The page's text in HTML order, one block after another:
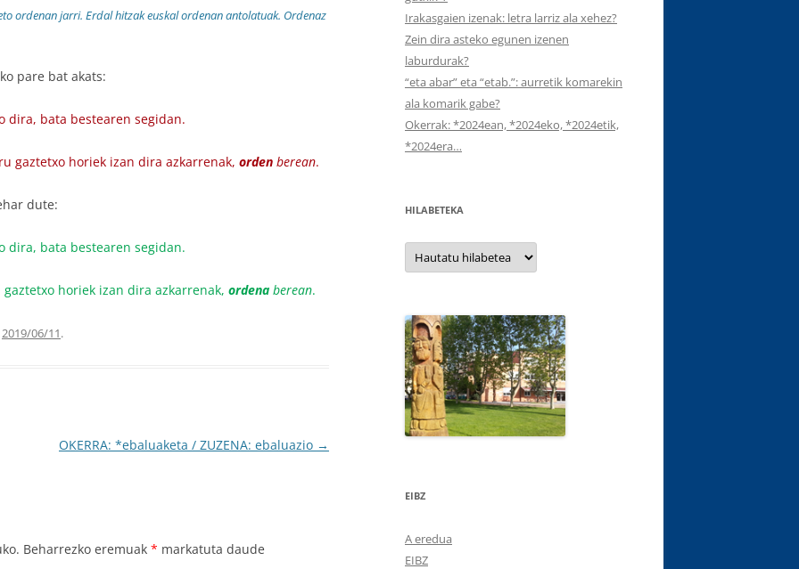
ordenan jarri. Erdal hitzak euskal ordenan antolatuak. Ordenaz
pare bat akats:
dira, bata bestearen segidan.
gaztetxo horiek izan dira azkarrenak, orden berean.
dute:
dira, bata bestearen segidan.
horiek izan dira azkarrenak, ordena berean.
2019/06/11.
OKERRA: *ebaluaketa / ZUZENA: ebaluazio →
Beharrezko eremuak * markatuta daude
Irakasgaien izenak: letra larriz ala xehez?
Zein dira asteko egunen izenen
laburdurak?
“eta abar” eta “etab.”: aurretik komarekin
ala komarik gabe?
Okerrak: *2024ean, *2024eko, *2024etik,
*2024era…
HILABETEKA
Hilabeteka
EIBZ
A eredua
EIBZ